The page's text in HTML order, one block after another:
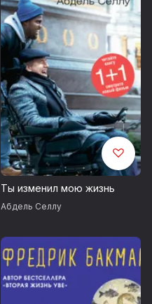
Ты изменил мою жизнь
Абдель Селлу